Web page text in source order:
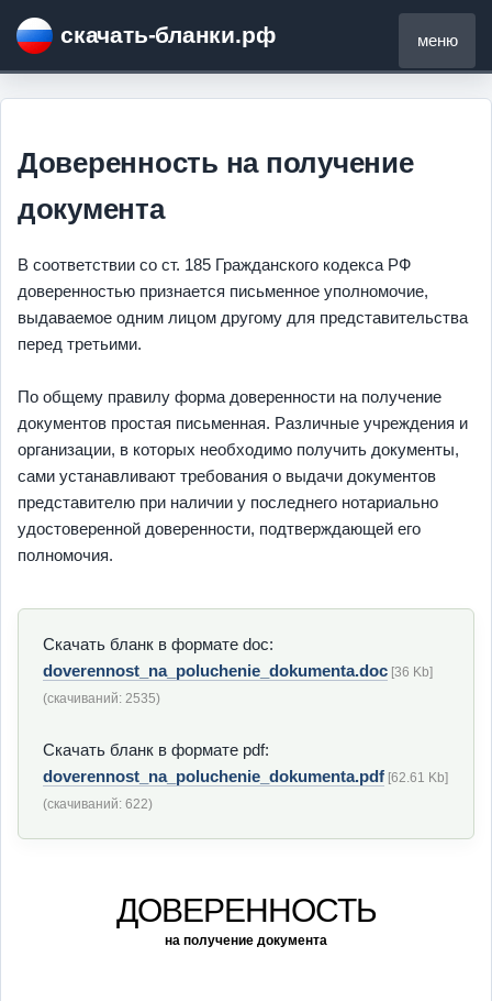
скачать-бланки.рф
Доверенность на получение
документа
В соответствии со ст. 185 Гражданского кодекса РФ
доверенностью признается письменное уполномочие,
выдаваемое одним лицом другому для представительства
перед третьими.
По общему правилу форма доверенности на получение
документов простая письменная. Различные учреждения и
организации, в которых необходимо получить документы,
сами устанавливают требования о выдачи документов
представителю при наличии у последнего нотариально
удостоверенной доверенности, подтверждающей его
полномочия.
Скачать бланк в формате doc:
doverennost_na_poluchenie_dokumenta.doc [36 Kb]
(cкачиваний: 2535)
Скачать бланк в формате pdf:
doverennost_na_poluchenie_dokumenta.pdf [62.61 Kb]
(cкачиваний: 622)
ДОВЕРЕННОСТЬ
на получение документа
меню